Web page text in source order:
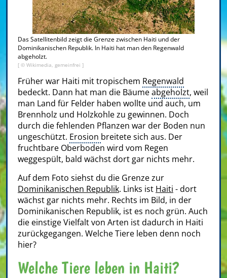
Das Satellitenbild zeigt die Grenze zwischen Haiti und der
Dominikanischen Republik. In Haiti hat man den Regenwald
abgeholzt.
[ © Wikimedia, gemeinfrei ]
Früher war Haiti mit tropischem Regenwald
bedeckt. Dann hat man die Bäumeabgeholzt, weil
man Land für Felder haben wollte und auch, um
Brennholz und Holzkohle zu gewinnen. Doch
durch die fehlenden Pflanzen war der Boden nun
ungeschützt. Erosion breitete sich aus. Der
fruchtbare Oberboden wird vom Regen
weggespült, bald wächst dort gar nichts mehr.
Auf dem Foto siehst du die Grenze zur
Dominikanischen Republik. Links ist Haiti - dort
wächst gar nichts mehr. Rechts im Bild, in der
Dominikanischen Republik, ist es noch grün. Auch
die einstige Vielfalt von Arten ist dadurch in Haiti
zurückgegangen. Welche Tiere leben denn noch
hier?
Welche Tiere leben in Haiti?